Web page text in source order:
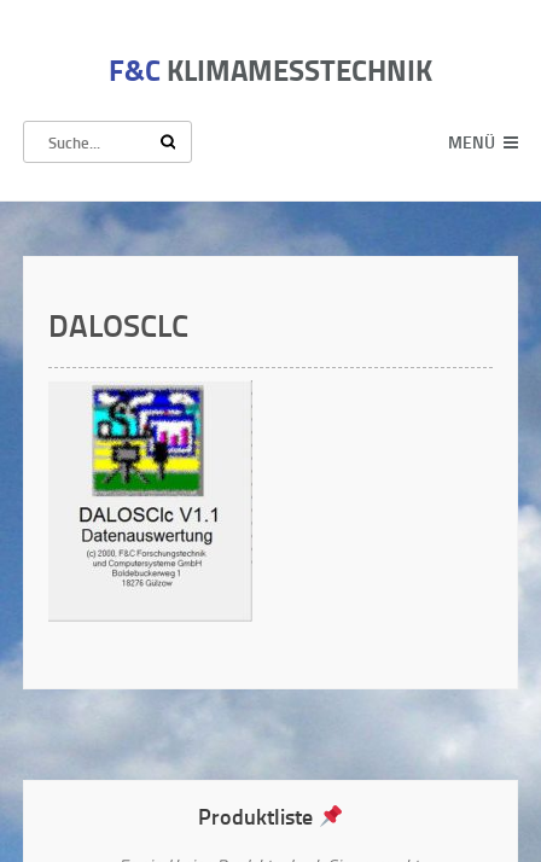
F&C KLIMAMESSTECHNIK
MENÜ
DALOSCLC
Produktliste